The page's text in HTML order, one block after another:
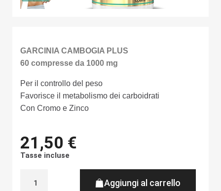
GARCINIA CAMBOGIA PLUS
60 compresse da 1000 mg
Per il controllo del peso
Favorisce il metabolismo dei carboidrati
Con Cromo e Zinco
21,50 €
Tasse incluse
Aggiungi al carrello